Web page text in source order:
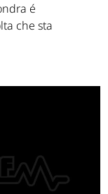
é
che sta